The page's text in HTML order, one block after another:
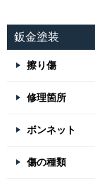
鈑金塗装
擦り傷
修理箇所
ボンネット
傷の種類